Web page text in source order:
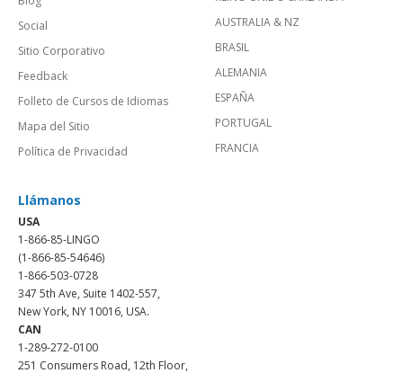
Social
Sitio Corporativo
Feedback
Folleto de Cursos de Idiomas
Mapa del Sitio
Política de Privacidad
AUSTRALIA & NZ
BRASIL
ALEMANIA
ESPAÑA
PORTUGAL
FRANCIA
Llámanos
USA
1-866-85-LINGO
(1-866-85-54646)
1-866-503-0728
347 5th Ave, Suite 1402-557,
New York, NY 10016, USA.
CAN
1-289-272-0100
251 Consumers Road, 12th Floor,